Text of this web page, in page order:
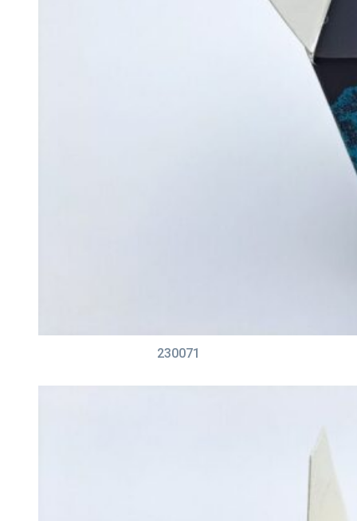
230071